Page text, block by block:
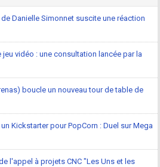
Danielle Simonnet suscite une réaction
vidéo : une consultation lancée par la
boucle un nouveau tour de table de
Kickstarter pour PopCorn : Duel sur Mega
l'appel à projets CNC "Les Uns et les